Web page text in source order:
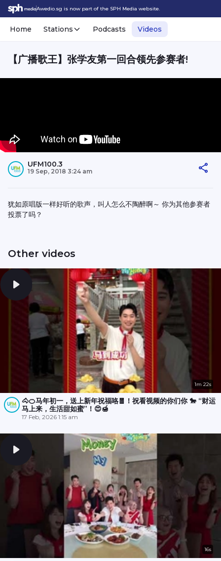
Awedio.sg is now part of the SPH Media website.
Home Stations Podcasts Videos
【广播歌王】张学友第一回合领先参赛者!
UFM100.3
19 Sep, 2018 3:24 am
犹如原唱版一样好听的歌声，叫人怎么不陶醉啊～ 你为其他参赛者
投票了吗？
Other videos
1m 22s
🐴🍊马年初一，送上新年祝福咯🧧！祝看视频的你们你 🐎 “财运
马上来，生活甜如蜜”！😍🍯
17 Feb, 2026 1:15 am
16s